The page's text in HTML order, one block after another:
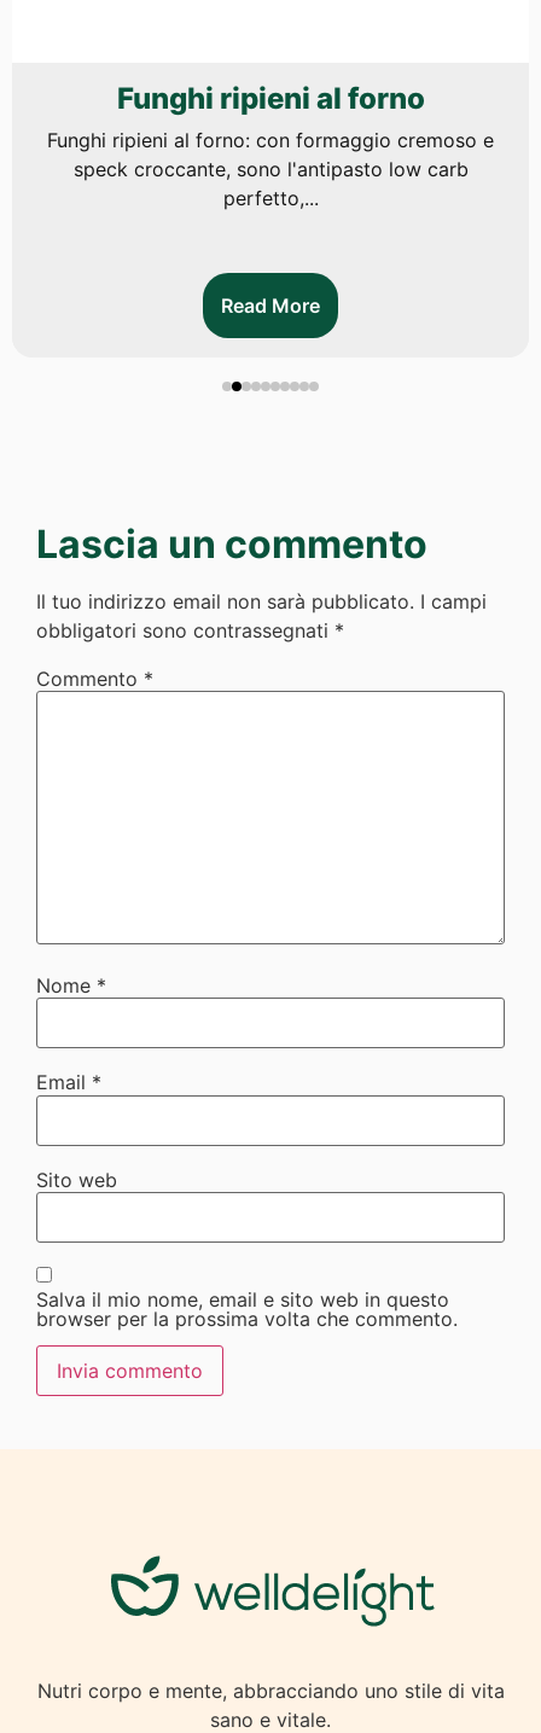
Funghi ripieni al forno
Funghi ripieni al forno: con formaggio cremoso e
speck croccante, sono l'antipasto low carb
perfetto,...
Read More
Lascia un commento
Il tuo indirizzo email non sarà pubblicato. I campi
obbligatori sono contrassegnati *
Commento *
Nome *
Email *
Sito web
Salva il mio nome, email e sito web in questo
browser per la prossima volta che commento.
Nutri corpo e mente, abbracciando uno stile di vita
sano e vitale.